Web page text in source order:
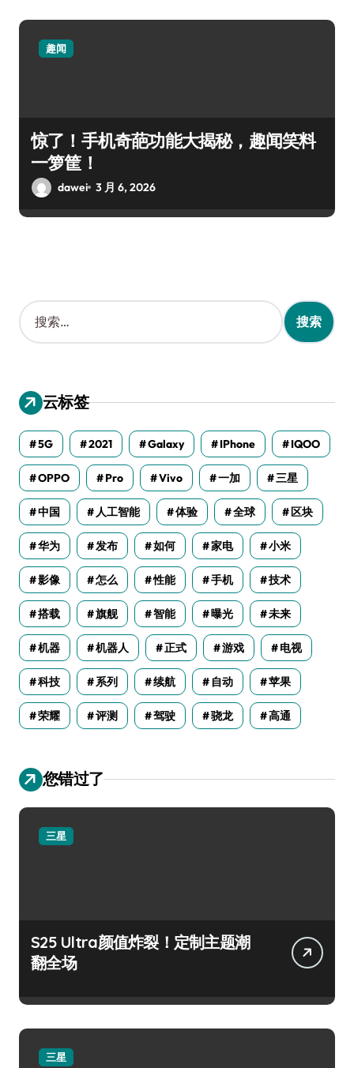
趣闻
惊了！手机奇葩功能大揭秘，趣闻笑料
一箩筐！
dawei 3 月 6, 2026
搜
索
：
云标签
5G 2021 Galaxy IPhone IQOO
OPPO Pro Vivo 一加 三星
中国 人工智能 体验 全球 区块
华为 发布 如何 家电 小米
影像 怎么 性能 手机 技术
搭载 旗舰 智能 曝光 未来
机器 机器人 正式 游戏 电视
科技 系列 续航 自动 苹果
荣耀 评测 驾驶 骁龙 高通
您错过了
三星
S25 Ultra颜值炸裂！定制主题潮
翻全场
三星